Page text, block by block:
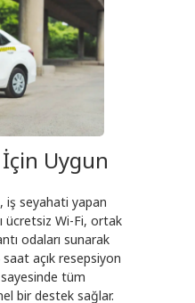
Uygun
iş seyahati yapan
ücretsiz Wi-Fi, ortak
odaları sunarak
açık resepsiyon
tüm
bir destek sağlar.